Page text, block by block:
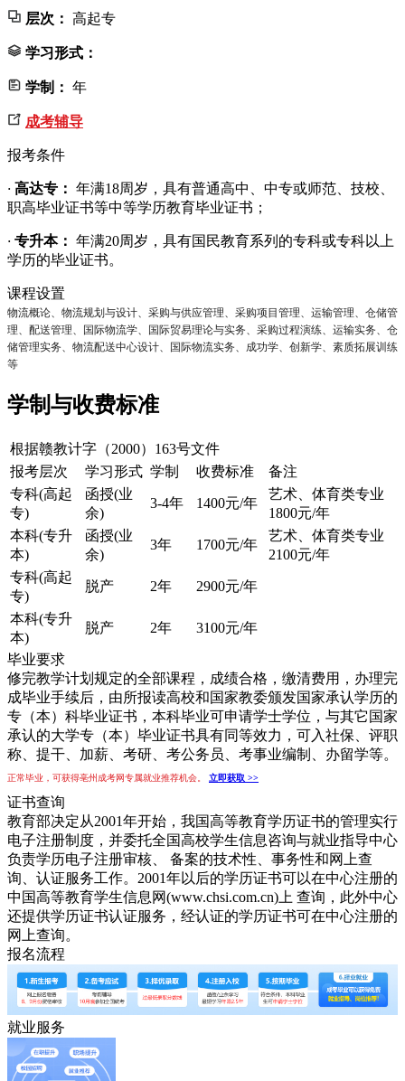
层次： 高起专
学习形式：
学制： 年
成考辅导
报考条件
· 高达专： 年满18周岁，具有普通高中、中专或师范、技校、
职高毕业证书等中等学历教育毕业证书；
· 专升本： 年满20周岁，具有国民教育系列的专科或专科以上
学历的毕业证书。
课程设置
物流概论、物流规划与设计、采购与供应管理、采购项目管理、运输管理、仓储管
理、配送管理、国际物流学、国际贸易理论与实务、采购过程演练、运输实务、仓
储管理实务、物流配送中心设计、国际物流实务、成功学、创新学、素质拓展训练
等
学制与收费标准
根据赣教计字（2000）163号文件
报考层次
学习形式 学制 收费标准
备注
专科(高起
专)
函授(业
余)
3-4年 1400元/年
艺术、体育类专业
1800元/年
本科(专升
本)
函授(业
余)
3年 1700元/年
艺术、体育类专业
2100元/年
专科(高起
专)
脱产 2年 2900元/年
本科(专升
本)
脱产 2年 3100元/年
毕业要求
修完教学计划规定的全部课程，成绩合格，缴清费用，办理完
成毕业手续后，由所报读高校和国家教委颁发国家承认学历的
专（本）科毕业证书，本科毕业可申请学士学位，与其它国家
承认的大学专（本）毕业证书具有同等效力，可入社保、评职
称、提干、加薪、考研、考公务员、考事业编制、办留学等。
正常毕业，可获得亳州成考网专属就业推荐机会。 立即获取 >>
证书查询
教育部决定从2001年开始，我国高等教育学历证书的管理实行
电子注册制度，并委托全国高校学生信息咨询与就业指导中心
负责学历电子注册审核、 备案的技术性、事务性和网上查
询、认证服务工作。2001年以后的学历证书可以在中心注册的
中国高等教育学生信息网(www.chsi.com.cn)上 查询，此外中心
还提供学历证书认证服务，经认证的学历证书可在中心注册的
网上查询。
报名流程
就业服务